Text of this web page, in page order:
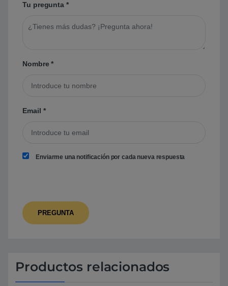
Tu pregunta *
Nombre*
Email *
Enviarme una notificación por cada nueva respuesta
Productos relacionados